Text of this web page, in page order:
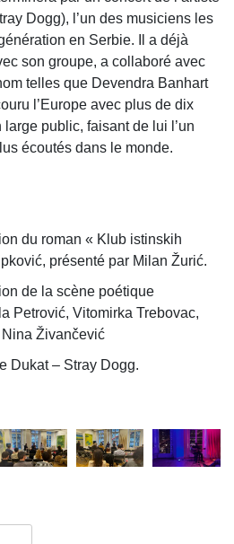
Dogg), l’un des musiciens les
en Serbie. Il a déjà
son groupe, a collaboré avec
telles que Devendra Banhart
l’Europe avec plus de dix
public, faisant de lui l’un
écoutés dans le monde.
du roman « Klub istinskih
présenté par Milan Žurić.
de la scène poétique
Petrović, Vitomirka Trebovac,
Nina Živančević
Dukat – Stray Dogg.